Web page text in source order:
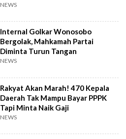
NEWS
Internal Golkar Wonosobo
Bergolak, Mahkamah Partai
Diminta Turun Tangan
NEWS
Rakyat Akan Marah! 470 Kepala
Daerah Tak Mampu Bayar PPPK
Tapi Minta Naik Gaji
NEWS